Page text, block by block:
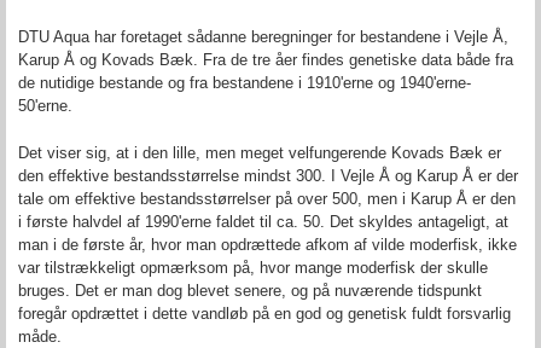
DTU Aqua har foretaget sådanne beregninger for bestandene i Vejle Å,
Karup Å og Kovads Bæk. Fra de tre åer findes genetiske data både fra
de nutidige bestande og fra bestandene i 1910'erne og 1940'erne-
50'erne.
Det viser sig, at i den lille, men meget velfungerende Kovads Bæk er
den effektive bestandsstørrelse mindst 300. I Vejle Å og Karup Å er der
tale om effektive bestandsstørrelser på over 500, men i Karup Å er den
i første halvdel af 1990'erne faldet til ca. 50. Det skyldes antageligt, at
man i de første år, hvor man opdrættede afkom af vilde moderfisk, ikke
var tilstrækkeligt opmærksom på, hvor mange moderfisk der skulle
bruges. Det er man dog blevet senere, og på nuværende tidspunkt
foregår opdrættet i dette vandløb på en god og genetisk fuldt forsvarlig
måde.